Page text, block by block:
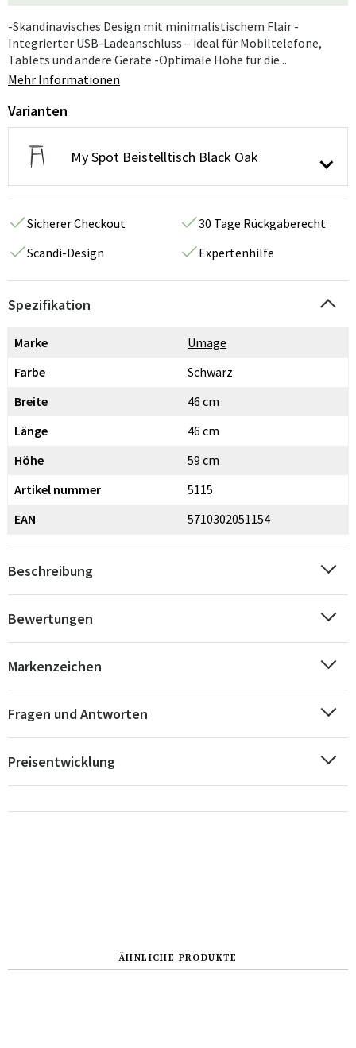
-Skandinavisches Design mit minimalistischem Flair -
Integrierter USB-Ladeanschluss – ideal für Mobiltelefone,
Tablets und andere Geräte -Optimale Höhe für die...
Mehr Informationen
Varianten
My Spot Beistelltisch Black Oak
Sicherer Checkout
30 Tage Rückgaberecht
Scandi-Design
Expertenhilfe
Spezifikation
Marke
Umage
Farbe
Schwarz
Breite
46 cm
Länge
46 cm
Höhe
59 cm
Artikel nummer
5115
EAN
5710302051154
Beschreibung
Bewertungen
Markenzeichen
Fragen und Antworten
Preisentwicklung
ÄHNLICHE PRODUKTE